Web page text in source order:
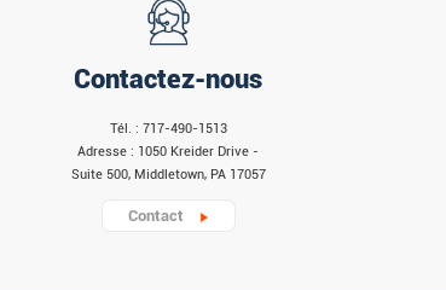
Contactez-nous
Tél. : 717-490-1513
Adresse : 1050 Kreider Drive -
Suite 500, Middletown, PA 17057
Contact